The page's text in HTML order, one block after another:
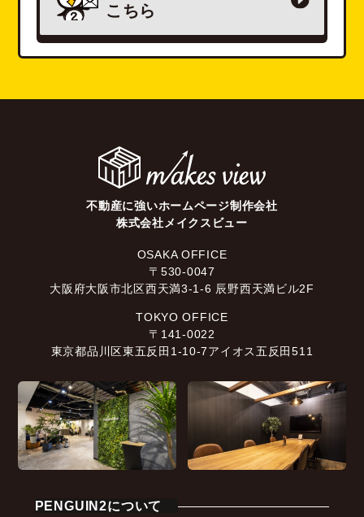
こちら
不動産に強いホームページ制作会社
株式会社メイクスビュー
OSAKA OFFICE
〒530-0047
大阪府大阪市北区西天満3-1-6 辰野西天満ビル2F
TOKYO OFFICE
〒141-0022
東京都品川区東五反田1-10-7アイオス五反田511
PENGUIN2について